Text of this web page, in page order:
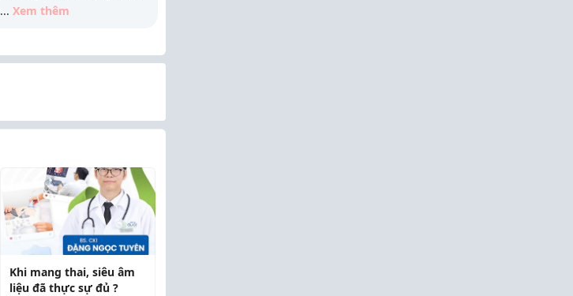
... Xem thêm
Khi mang thai, siêu âm
liệu đã thực sự đủ ?